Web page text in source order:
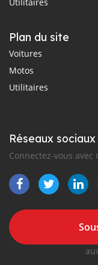
Plan du site
Voitures
Motos
Utilitaires
Réseaux
Connectez-vous